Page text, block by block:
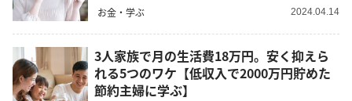
お金・学ぶ 2024.04.14
3人家族で月の生活費18万円。安く抑えら
れる5つのワケ【低収入で2000万円貯めた
節約主婦に学ぶ】